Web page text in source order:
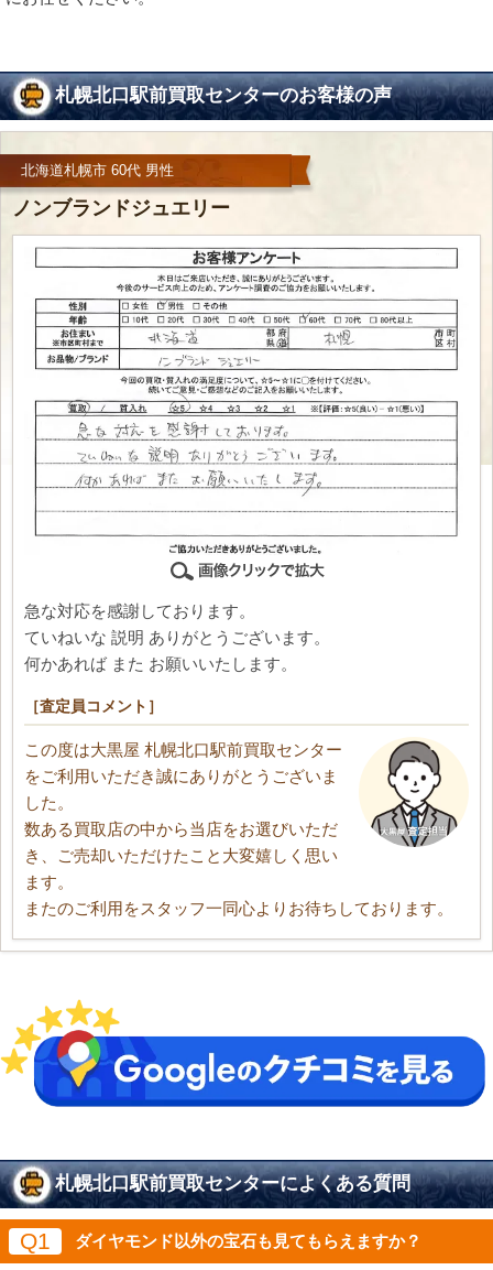
札幌北口駅前買取センターのお客様の声
北海道札幌市 60代 男性
ノンブランドジュエリー
急な対応を感謝しております。
ていねいな 説明 ありがとうございます。
何かあれば また お願いいたします。
［査定員コメント］
この度は大黒屋 札幌北口駅前買取センター
をご利用いただき誠にありがとうございま
した。
数ある買取店の中から当店をお選びいただ
き、ご売却いただけたこと大変嬉しく思い
ます。
またのご利用をスタッフ一同心よりお待ちしております。
札幌北口駅前買取センターによくある質問
Q1 ダイヤモンド以外の宝石も見てもらえますか？